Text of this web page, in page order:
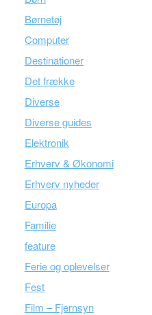
Børnetøj
Computer
Destinationer
Det frække
Diverse
Diverse guides
Elektronik
Erhverv & Økonomi
Erhverv nyheder
Europa
Familie
feature
Ferie og oplevelser
Fest
Film – Fjernsyn